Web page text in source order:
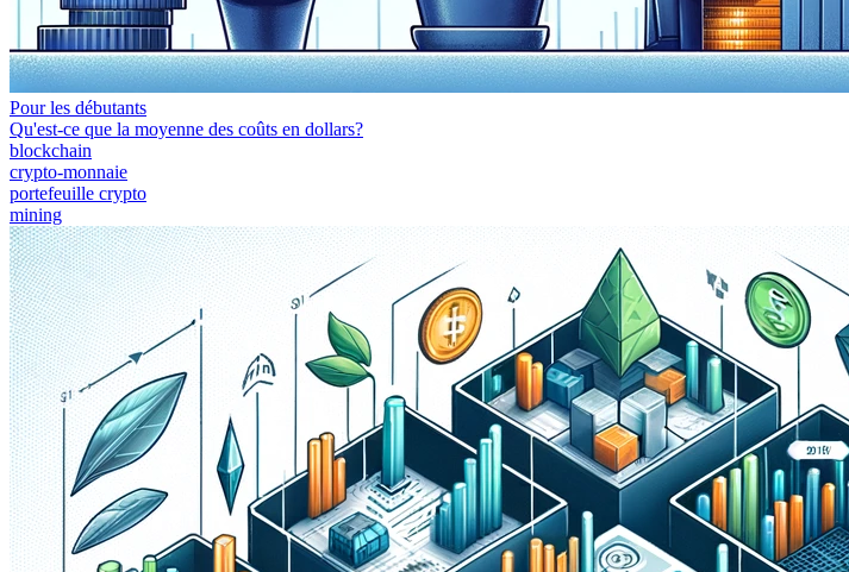
Pour les débutants
Qu'est-ce que la moyenne des coûts en dollars?
blockchain
crypto-monnaie
portefeuille crypto
mining